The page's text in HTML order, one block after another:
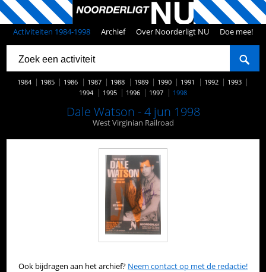
Activiteiten 1984-1998 Archief Over Noorderligt NU Doe mee!
1984 1985 1986 1987 1988 1989 1990 1991 1992
1993
1994
1995 1996 1997 1998
Dale Watson - 4 jun 1998
West Virginian Railroad
Ook bijdragen aan het archief? Neem contact op met de redactie!